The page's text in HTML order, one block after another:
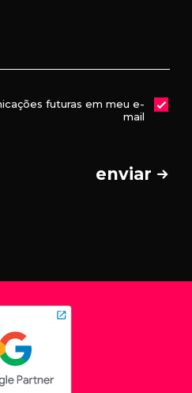
futuras em meu e-
mail
enviar